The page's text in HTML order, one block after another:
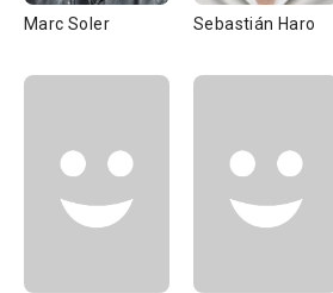
Marc Soler Sebastián Haro